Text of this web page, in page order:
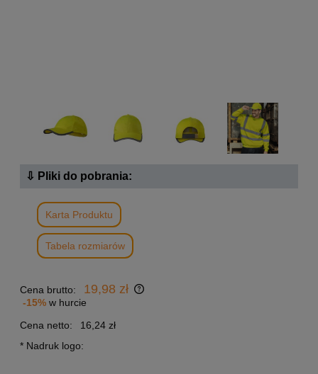
⇩ Pliki do pobrania:
Karta Produktu
Tabela rozmiarów
Cena brutto: 19,98 zł
-15% w hurcie
Cena netto:
16,24 zł
* Nadruk logo: